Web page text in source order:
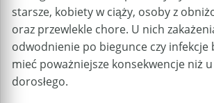
starsze, kobiety w ciąży, osoby z
oraz przewlekle chore. U nich
odwodnienie po biegunce czy
mieć poważniejsze konsekwencje niż
dorosłego.